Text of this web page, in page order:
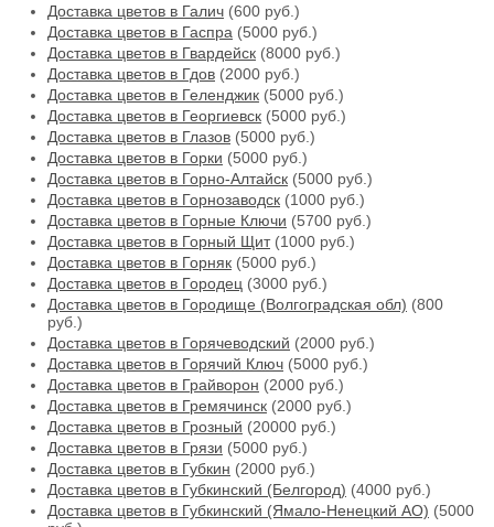
Доставка цветов в Галич (600 руб.)
Доставка цветов в Гаспра (5000 руб.)
Доставка цветов в Гвардейск (8000 руб.)
Доставка цветов в Гдов (2000 руб.)
Доставка цветов в Геленджик (5000 руб.)
Доставка цветов в Георгиевск (5000 руб.)
Доставка цветов в Глазов (5000 руб.)
Доставка цветов в Горки (5000 руб.)
Доставка цветов в Горно-Алтайск (5000 руб.)
Доставка цветов в Горнозаводск (1000 руб.)
Доставка цветов в Горные Ключи (5700 руб.)
Доставка цветов в Горный Щит(1000 руб.)
Доставка цветов в Горняк (5000 руб.)
Доставка цветов в Городец (3000 руб.)
Доставка цветов в Городище (Волгоградская обл) (800
руб.)
Доставка цветов в Горячеводский (2000 руб.)
Доставка цветов в Горячий Ключ (5000 руб.)
Доставка цветов в Грайворон (2000 руб.)
Доставка цветов в Гремячинск (2000 руб.)
Доставка цветов в Грозный (20000 руб.)
Доставка цветов в Грязи (5000 руб.)
Доставка цветов в Губкин (2000 руб.)
Доставка цветов в Губкинский (Белгород) (4000 руб.)
Доставка цветов в Губкинский (Ямало-Ненецкий АО) (5000